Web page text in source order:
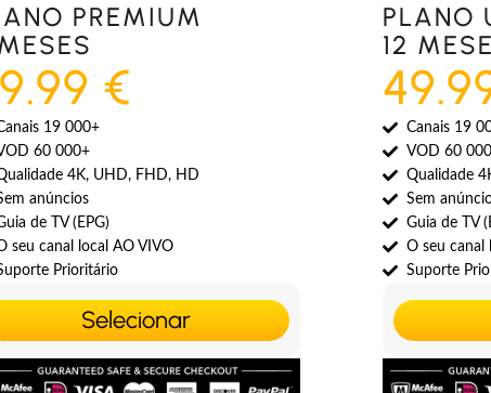
PREMIUM
€
19 000+
60 000+
4K, UHD, FHD, HD
anúncios
de TV (EPG)
seu canal local AO VIVO
Prioritário
Selecionar
PLANO
12
Canais 19
VOD 60
Qualidade
Sem
Guia de TV
O seu canal
Suporte